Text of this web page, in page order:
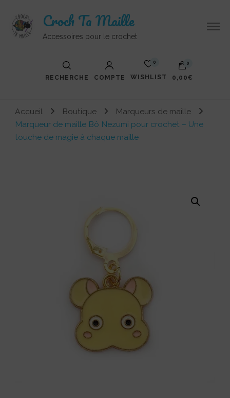
Croch Ta Maille
Accessoires pour le crochet
RECHERCHE COMPTE
0
WISHLIST
0
0,00€
Accueil Boutique
Marqueurs de maille
Marqueur de maille Bô Nezumi pour crochet – Une
touche de magie à chaque maille